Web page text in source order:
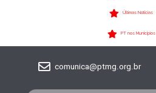
Últimas Notícias
PT nos Municípios
comunica@ptmg.org.br